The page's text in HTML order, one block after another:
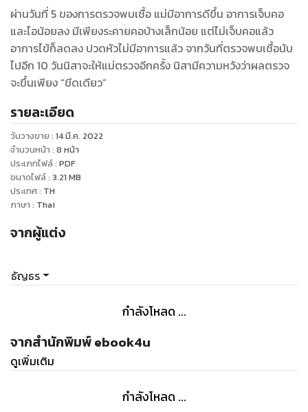
ผ่านวันที่ 5 ของการตรวจพบเชื้อ แม่มีอาการดีขึ้น อาการเจ็บคอ
และไอน้อยลง มีเพียงระคายคอบ้างเล็กน้อย แต่ไม่เจ็บคอแล้ว
อาการไข้ก็ลดลง ปวดหัวไม่มีอาการแล้ว จากวันที่ตรวจพบเชื้อนับ
ไปอีก 10 วันนิสาจะให้แม่ตรวจอีกครั้ง นิสามีความหวังว่าผลตรวจ
จะขึ้นเพียง “ขีดเดียว”
รายละเอียด
วันวางขาย : 14 มี.ค. 2022
จำนวนหน้า : 8 หน้า
ประเภทไฟล์: PDF
ขนาดไฟล์: 3.21 MB
ประเทศ: TH
ภาษา : Thai
จากผู้แต่ง
ธัญธร
กำลังโหลด ...
จากสำนักพิมพ์ ebook4u
ดูเพิ่มเติม
กำลังโหลด ...